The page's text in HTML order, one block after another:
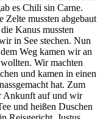
es Chili sin Carne.
mussten abgebaut
Kanus mussten
in See stechen. Nun
Weg kamen wir an
Wir machten
und kamen in einen
hat. Zum
Ankunft auf und wir
und heißen Duschen